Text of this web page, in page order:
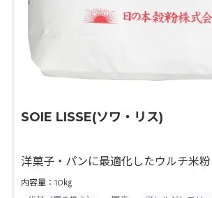
SOIE LISSE(ソワ・リス)
洋菓子・パンに最適化したウルチ米粉
内容量：10㎏